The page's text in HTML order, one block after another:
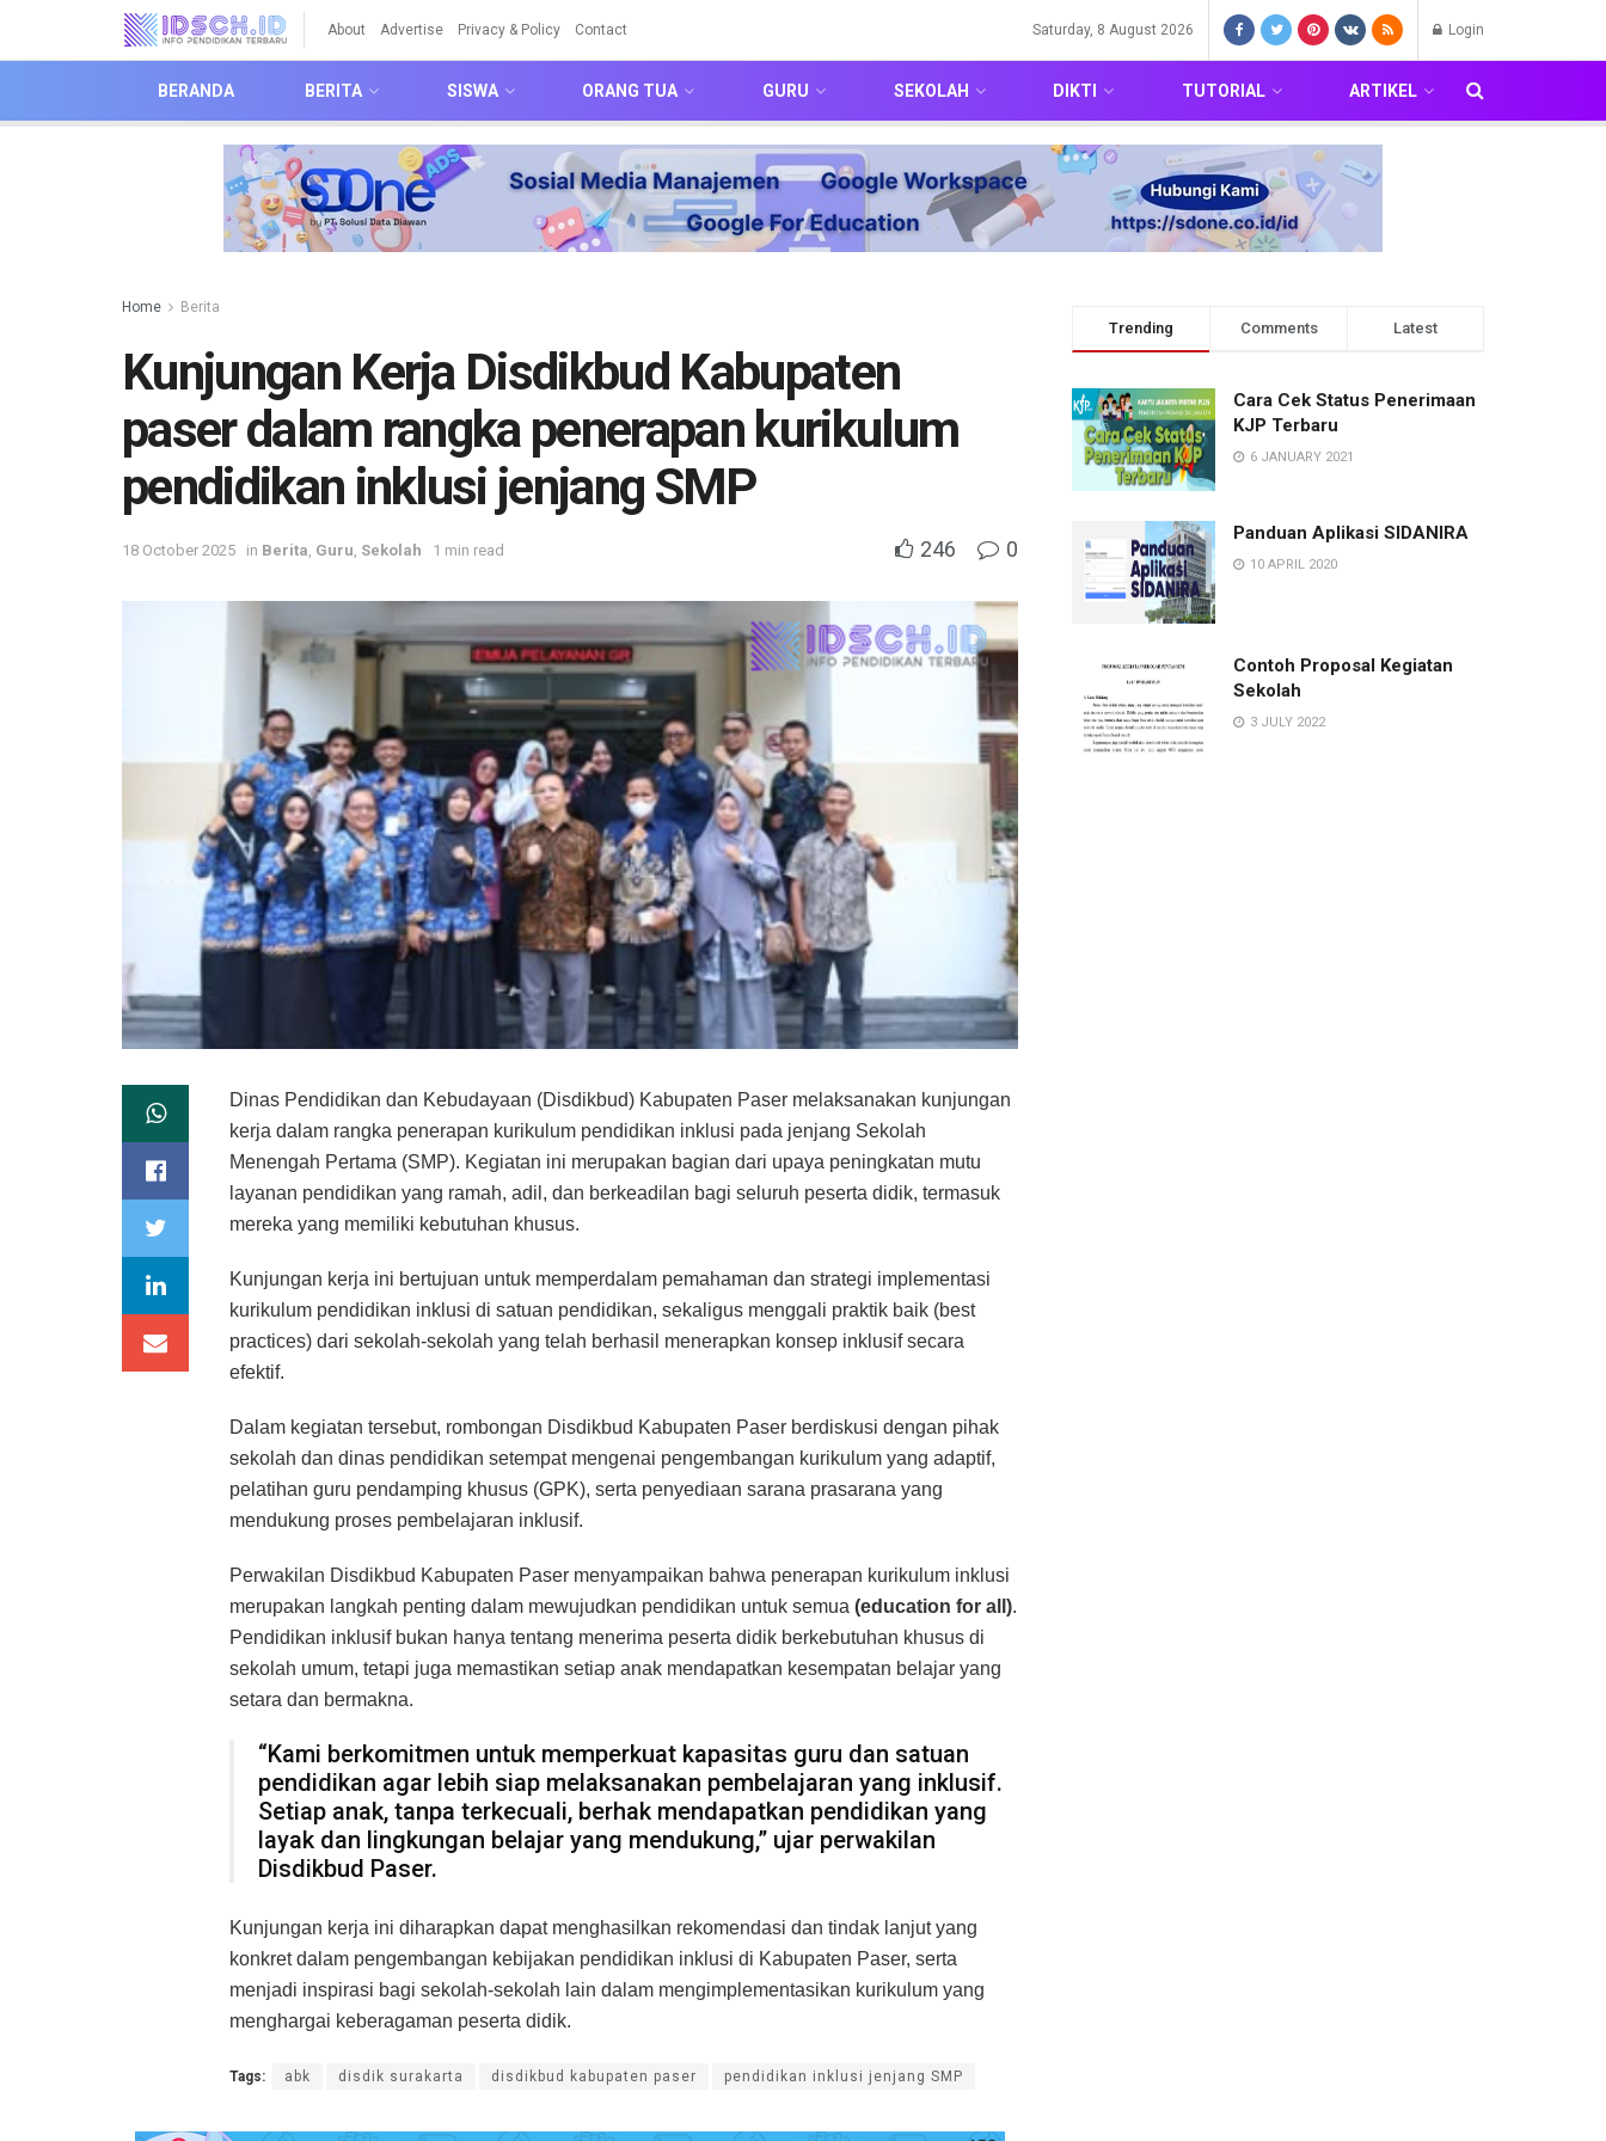
About Advertise Privacy & Policy Contact Saturday, 8 August 2026 Login
BERANDA BERITA SISWA ORANG TUA GURU SEKOLAH DIKTI TUTORIAL ARTIKEL
Home Berita
Kunjungan Kerja Disdikbud Kabupaten
paser dalam rangka penerapan kurikulum
pendidikan inklusi jenjang SMP
18 October 2025 in Berita Guru Sekolah 1 min read 246 0
Dinas Pendidikan dan Kebudayaan (Disdikbud) Kabupaten Paser melaksanakan kunjungan
kerja dalam rangka penerapan kurikulum pendidikan inklusi pada jenjang Sekolah
Menengah Pertama (SMP). Kegiatan ini merupakan bagian dari upaya peningkatan mutu
layanan pendidikan yang ramah, adil, dan berkeadilan bagi seluruh peserta didik, termasuk
mereka yang memiliki kebutuhan khusus.
Kunjungan kerja ini bertujuan untuk memperdalam pemahaman dan strategi implementasi
kurikulum pendidikan inklusi di satuan pendidikan, sekaligus menggali praktik baik (best
practices) dari sekolah-sekolah yang telah berhasil menerapkan konsep inklusif secara
efektif.
Dalam kegiatan tersebut, rombongan Disdikbud Kabupaten Paser berdiskusi dengan pihak
sekolah dan dinas pendidikan setempat mengenai pengembangan kurikulum yang adaptif,
pelatihan guru pendamping khusus (GPK), serta penyediaan sarana prasarana yang
mendukung proses pembelajaran inklusif.
Perwakilan Disdikbud Kabupaten Paser menyampaikan bahwa penerapan kurikulum inklusi
merupakan langkah penting dalam mewujudkan pendidikan untuk semua (education for all).
Pendidikan inklusif bukan hanya tentang menerima peserta didik berkebutuhan khusus di
sekolah umum, tetapi juga memastikan setiap anak mendapatkan kesempatan belajar yang
setara dan bermakna.
“Kami berkomitmen untuk memperkuat kapasitas guru dan satuan
pendidikan agar lebih siap melaksanakan pembelajaran yang inklusif.
Setiap anak, tanpa terkecuali, berhak mendapatkan pendidikan yang
layak dan lingkungan belajar yang mendukung,” ujar perwakilan
Disdikbud Paser.
Kunjungan kerja ini diharapkan dapat menghasilkan rekomendasi dan tindak lanjut yang
konkret dalam pengembangan kebijakan pendidikan inklusi di Kabupaten Paser, serta
menjadi inspirasi bagi sekolah-sekolah lain dalam mengimplementasikan kurikulum yang
menghargai keberagaman peserta didik.
Tags: abk disdik surakarta disdikbud kabupaten paser pendidikan inklusi jenjang SMP
Trending Comments Latest
Cara Cek Status Penerimaan
KJP Terbaru
6 JANUARY 2021
Panduan Aplikasi SIDANIRA
10 APRIL 2020
Contoh Proposal Kegiatan
Sekolah
3 JULY 2022